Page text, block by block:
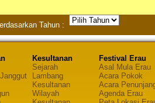
Tahun :
Kesultanan
Sejarah
Lambang
Kesultanan
Wilayah
Festival Erau
Asal Mula Erau
Acara Pokok
Acara
Agenda Erau